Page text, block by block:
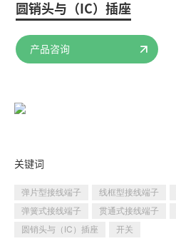
新闻资讯
圆销头与（IC）插座
产品咨询
关键词
弹片型接线端子 线框型接线端子
弹簧式接线端子
贯通式接线端子
圆销头与（IC）插座
开关